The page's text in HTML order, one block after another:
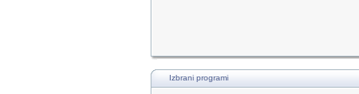
Izbrani programi